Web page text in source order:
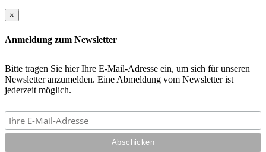
×
Anmeldung zum Newsletter
Bitte tragen Sie hier Ihre E-Mail-Adresse ein, um sich für unseren
Newsletter anzumelden. Eine Abmeldung vom Newsletter ist
jederzeit möglich.